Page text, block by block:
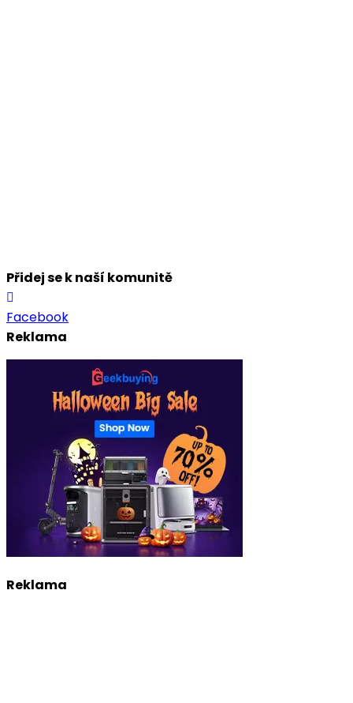
Přidej se k naší komunitě
Facebook
Reklama
Reklama